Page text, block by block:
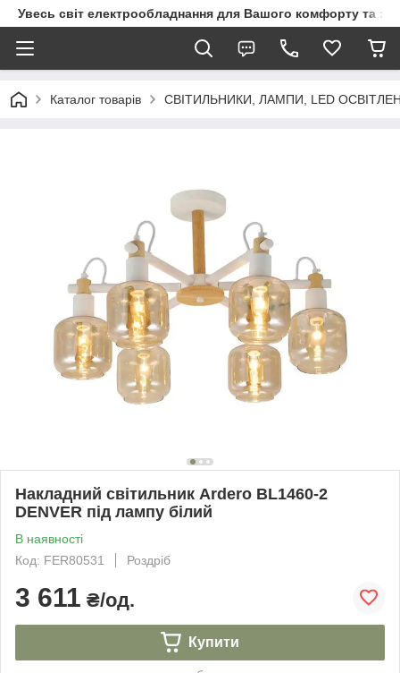
Увесь світ електрообладнання для Вашого комфорту та
Каталог товарів СВІТИЛЬНИКИ, ЛАМПИ, LED
Накладний світильник Ardero BL1460-2
DENVER під лампу білий
В наявності
Код: FER80531
Роздріб
3 611 ₴/од.
Купити